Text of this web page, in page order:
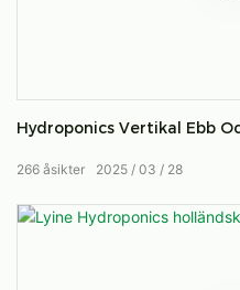
Hydroponics Vertikal Ebb
2025 03 28
266 åsikter